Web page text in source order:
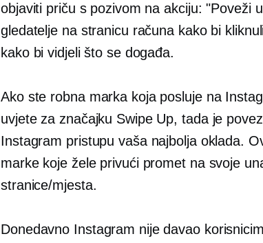
objaviti priču s pozivom na akciju: "Poveži
gledatelje na stranicu računa kako bi
kako bi vidjeli što se događa.
Ako ste robna marka koja posluje na
uvjete za značajku Swipe Up, tada je
Instagram pristupu vaša najbolja oklada.
marke koje žele privući promet na svoje
stranice/mjesta.
Donedavno Instagram nije davao